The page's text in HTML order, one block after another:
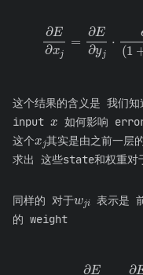
xj=∂ E∂y j⋅
(1
这个结果的含义是 我们
input
x
如何影响
这个
x j
其实是由之前一层
求出 这些state和权重对
同样的 对于 表示是
的 weight